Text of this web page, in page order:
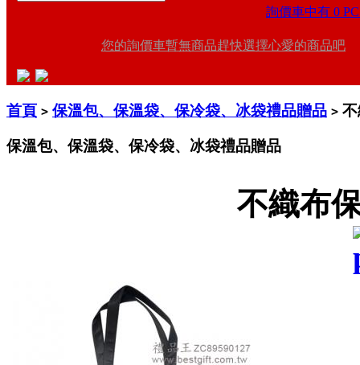
詢價車中有 0
您的詢價車暫無商品趕快選擇心愛的商品吧
首頁 > 保溫包、保溫袋、保冷袋、冰袋禮品贈品 >
保溫包、保溫袋、保冷袋、冰袋禮品贈品
不織布